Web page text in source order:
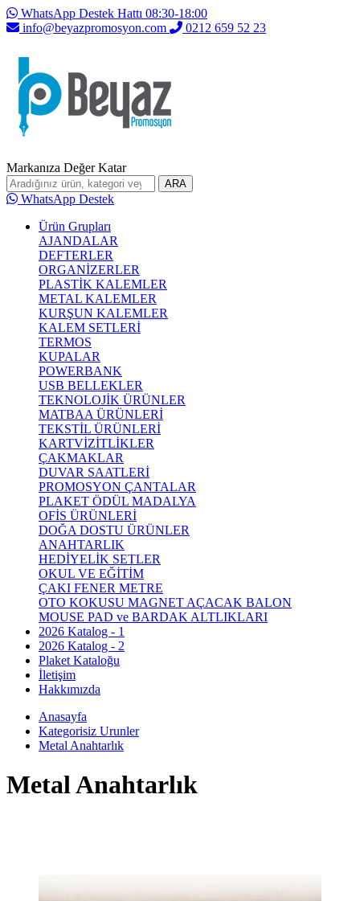
WhatsApp Destek Hattı 08:30-18:00
info@beyazpromosyon.com
0212 659 52 23
Markanıza Değer Katar
ARA
WhatsApp Destek
Ürün Grupları
AJANDALAR
DEFTERLER
ORGANİZERLER
PLASTİK KALEMLER
METAL KALEMLER
KURŞUN KALEMLER
KALEM SETLERİ
TERMOS
KUPALAR
POWERBANK
USB BELLEKLER
TEKNOLOJİK ÜRÜNLER
MATBAA ÜRÜNLERİ
TEKSTİL ÜRÜNLERİ
KARTVİZİTLİKLER
ÇAKMAKLAR
DUVAR SAATLERİ
PROMOSYON ÇANTALAR
PLAKET ÖDÜL MADALYA
OFİS ÜRÜNLERİ
DOĞA DOSTU ÜRÜNLER
ANAHTARLIK
HEDİYELİK SETLER
OKUL VE EĞİTİM
ÇAKI FENER METRE
OTO KOKUSU MAGNET AÇACAK BALON
MOUSE PAD ve BARDAK ALTLIKLARI
2026 Katalog - 1
2026 Katalog - 2
Plaket Kataloğu
İletişim
Hakkımızda
Anasayfa
Kategorisiz Urunler
Metal Anahtarlık
Metal Anahtarlık